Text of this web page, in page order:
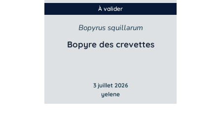
À valider
Bopyrus squillarum
Bopyre des crevettes
3 juillet 2026
yelene